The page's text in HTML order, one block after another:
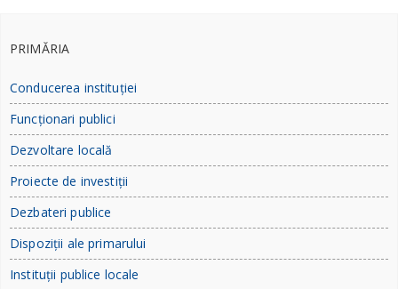
PRIMĂRIA
Conducerea instituției
Funcționari publici
Dezvoltare locală
Proiecte de investiții
Dezbateri publice
Dispoziții ale primarului
Instituții publice locale